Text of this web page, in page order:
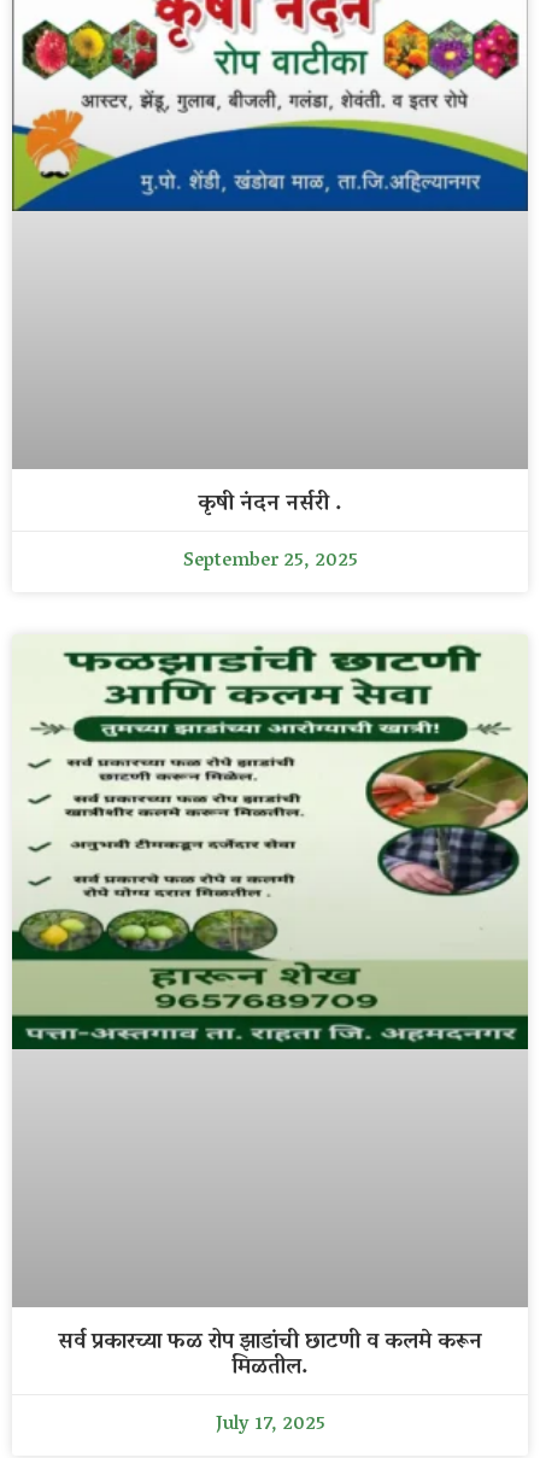
कृषी नंदन नर्सरी .
September 25, 2025
सर्व प्रकारच्या फळ रोप झाडांची छाटणी व कलमे करून
मिळतील.
July 17, 2025